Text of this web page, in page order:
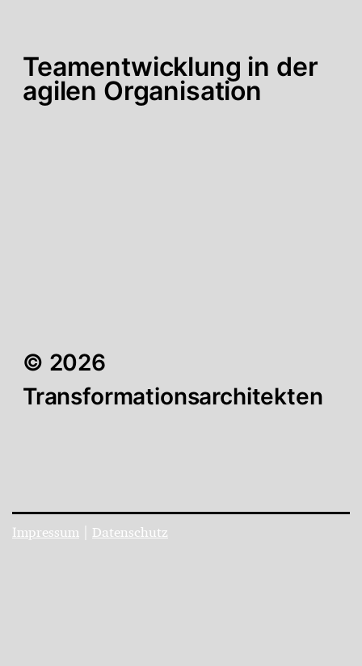
Teamentwicklung in der
agilen Organisation
© 2026
Transformationsarchitekten
Impressum Datenschutz